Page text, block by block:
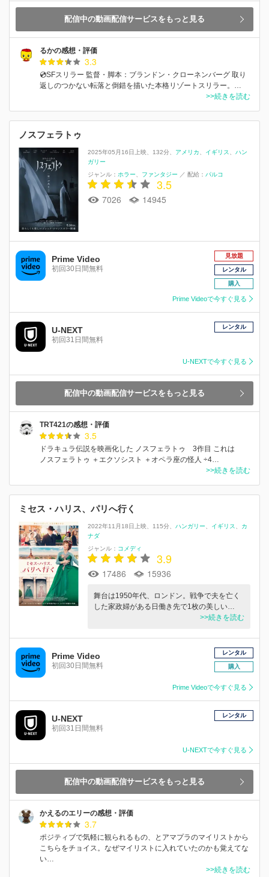
配信中の動画配信サービスをもっと見る
るかの感想・評価
3.3
💿SFスリラー 監督・脚本：ブランドン・クローネンバーグ 取り
返しのつかない転落と倒錯を描いた本格リゾートスリラー。…
>>続きを読む
ノスフェラトゥ
2025年05月16日上映 132分 アメリカ イギリス
ハン
ガリー
ジャンル： ホラー ファンタジー ／ 配給： パルコ
3.5
7026 14945
Prime Video
初回30日間無料
見放題
レンタル
購入
Prime Videoで今すぐ見る
U-NEXT
初回31日間無料
レンタル
U-NEXTで今すぐ見る
配信中の動画配信サービスをもっと見る
TRT421の感想・評価
3.5
ドラキュラ伝説を映画化した ノスフェラトゥ 3作目 これは
ノスフェラトゥ ＋エクソシスト ＋オペラ座の怪人 ÷4…
>>続きを読む
ミセス・ハリス、パリへ行く
2022年11月18日上映 115分 ハンガリー イギリス
カ
ナダ
ジャンル： コメディ
3.9
17486 15936
舞台は1950年代、ロンドン。戦争で夫を亡く
した家政婦がある日働き先で1枚の美しい…
>>続きを読む
Prime Video
初回30日間無料
レンタル
購入
Prime Videoで今すぐ見る
U-NEXT
初回31日間無料
レンタル
U-NEXTで今すぐ見る
配信中の動画配信サービスをもっと見る
かえるのエリーの感想・評価
3.7
ポジティブで気軽に観られるもの、とアマプラのマイリストから
こちらをチョイス。なぜマイリストに入れていたのかも覚えてな
い…
>>続きを読む